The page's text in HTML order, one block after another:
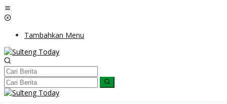
Lewati
ke
Tambahkan Menu